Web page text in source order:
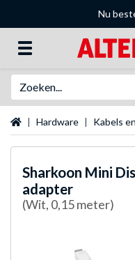
Nu
Startpagina
Hardware Kabels
Sharkoon Mini
adapter
(Wit, 0,15 meter)